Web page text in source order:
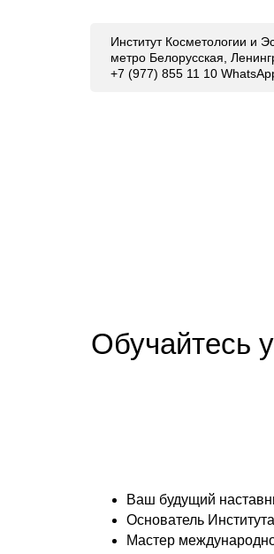
Институт Косметологии и
метро Белорусская,
+7 (977) 855 11 10
Обучайтесь
Ваш будущий
Основатель
Мастер